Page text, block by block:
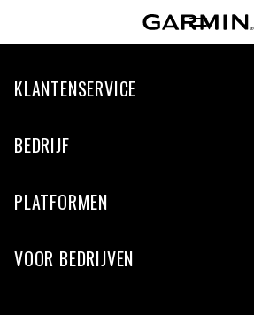
KLANTENSERVICE
BEDRIJF
PLATFORMEN
VOOR BEDRIJVEN